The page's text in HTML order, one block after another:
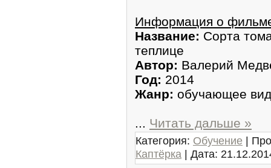
Информация о
Название: Сорта
теплице
Автор: Валерий
Год: 2014
Жанр: обучающее
... Читать дальше »
Категория: Обучение |
Каптёрка | Дата: